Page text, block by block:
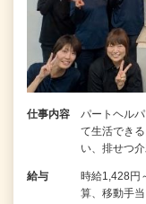
仕事内容
パートヘル
て生活でき
い、排せつ
給与
時給1,428
算、移動手